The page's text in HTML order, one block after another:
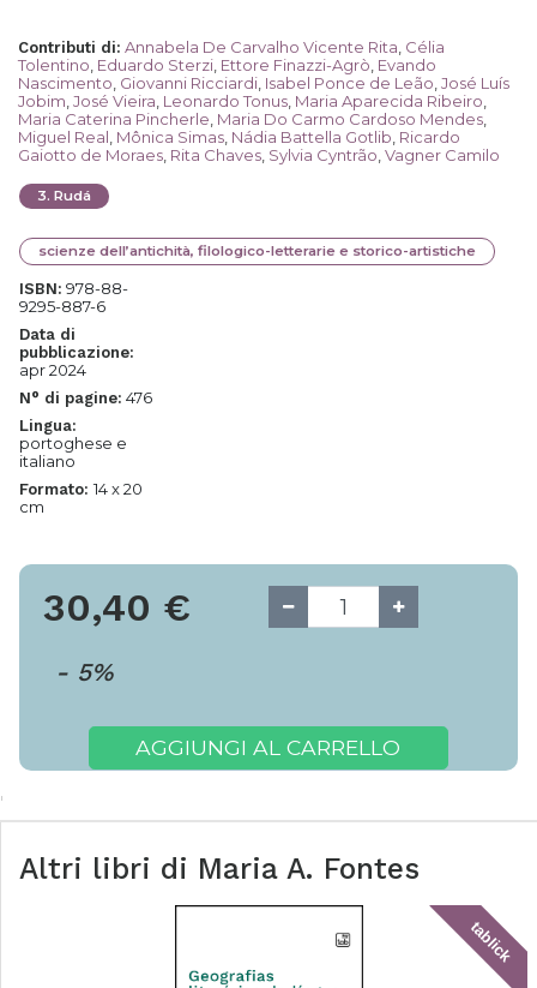
Contributi di: Annabela De Carvalho Vicente Rita Célia
Tolentino Eduardo Sterzi Ettore Finazzi-Agrò Evando
Nascimento Giovanni Ricciardi Isabel Ponce de Leão José Luís
Jobim José Vieira Leonardo Tonus Maria Aparecida Ribeiro
Maria Caterina Pincherle Maria Do Carmo Cardoso Mendes
Miguel Real Mônica Simas Nádia Battella Gotlib Ricardo
Gaiotto de Moraes Rita Chaves Sylvia Cyntrão Vagner Camilo
3. Rudá
scienze dell’antichità, filologico-letterarie e storico-artistiche
ISBN: 978-88-
9295-887-6
Data di
pubblicazione:
apr 2024
N° di pagine: 476
Lingua:
portoghese e
italiano
Formato: 14 x 20
cm
30,40 €
- 5%
AGGIUNGI AL CARRELLO
Altri libri di Maria A. Fontes
tablick